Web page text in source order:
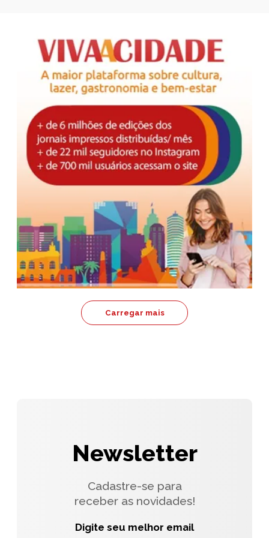
Carregar mais
Newsletter
Cadastre-se para
receber as novidades!
Digite seu melhor email